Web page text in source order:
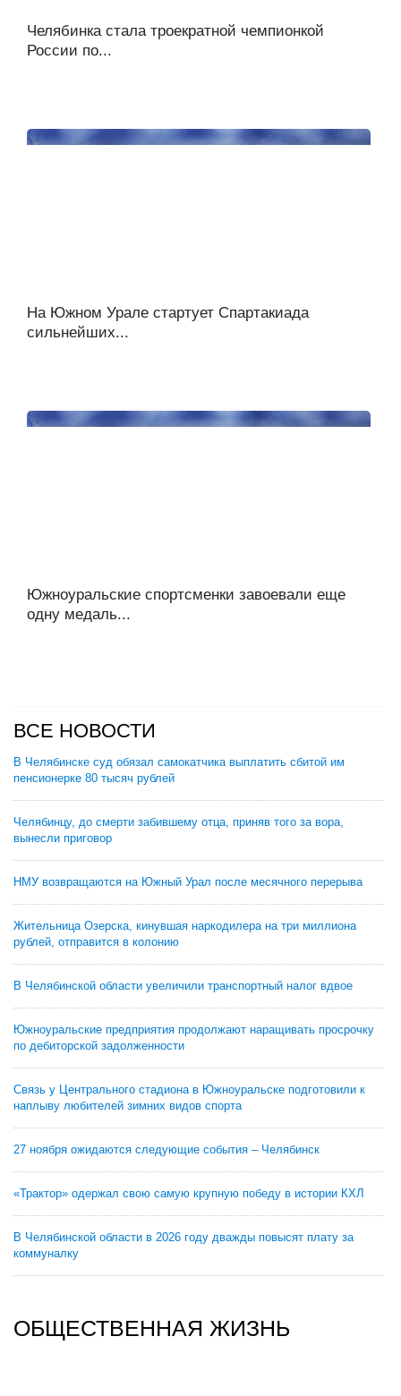
Челябинка стала троекратной чемпионкой
России по...
На Южном Урале стартует Спартакиада
сильнейших...
Южноуральские спортсменки завоевали еще
одну медаль...
ВСЕ НОВОСТИ
В Челябинске суд обязал самокатчика выплатить сбитой им
пенсионерке 80 тысяч рублей
Челябинцу, до смерти забившему отца, приняв того за вора,
вынесли приговор
НМУ возвращаются на Южный Урал после месячного перерыва
Жительница Озерска, кинувшая наркодилера на три миллиона
рублей, отправится в колонию
В Челябинской области увеличили транспортный налог вдвое
Южноуральские предприятия продолжают наращивать просрочку
по дебиторской задолженности
Связь у Центрального стадиона в Южноуральске подготовили к
наплыву любителей зимних видов спорта
27 ноября ожидаются следующие события – Челябинск
«Трактор» одержал свою самую крупную победу в истории КХЛ
В Челябинской области в 2026 году дважды повысят плату за
коммуналку
ОБЩЕСТВЕННАЯ ЖИЗНЬ